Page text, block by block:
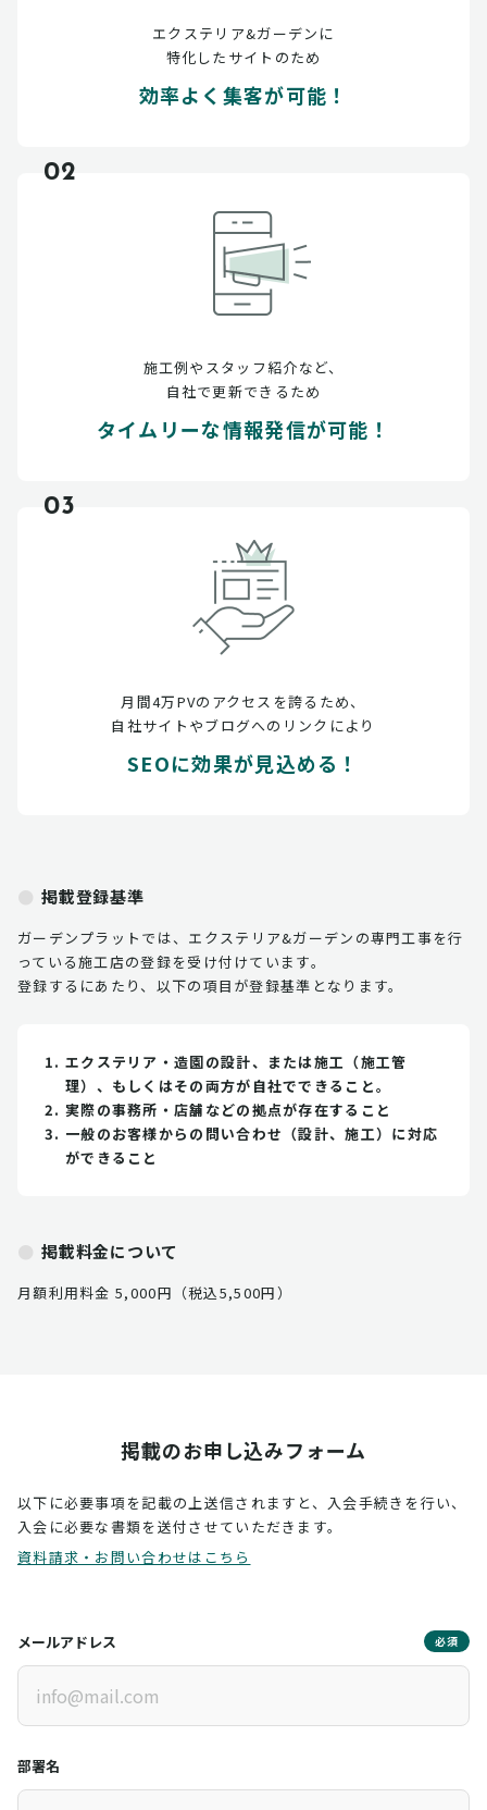
エクステリア&ガーデンに
特化したサイトのため
効率よく集客が可能！
02
施工例やスタッフ紹介など、
自社で更新できるため
タイムリーな情報発信が可能！
03
月間4万PVのアクセスを誇るため、
自社サイトやブログへのリンクにより
SEOに効果が見込める！
掲載登録基準
ガーデンプラットでは、エクステリア&ガーデンの専門工事を行
っている施工店の登録を受け付けています。
登録するにあたり、以下の項目が登録基準となります。
エクステリア・造園の設計、または施工（施工管
理）、もしくはその両方が自社でできること。
実際の事務所・店舗などの拠点が存在すること
一般のお客様からの問い合わせ（設計、施工）に対応
ができること
掲載料金について
月額利用料金 5,000円（税込5,500円）
掲載のお申し込みフォーム
以下に必要事項を記載の上送信されますと、入会手続きを行い、
入会に必要な書類を送付させていただきます。
資料請求・お問い合わせはこちら
メールアドレス 必須
部署名